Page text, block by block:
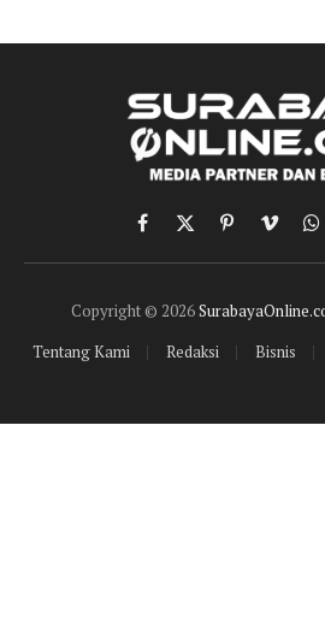
Facebook
X
(Twitter)
PinterestVimeo
Copyright © 2026
Tentang Kami
Redaksi Bisnis